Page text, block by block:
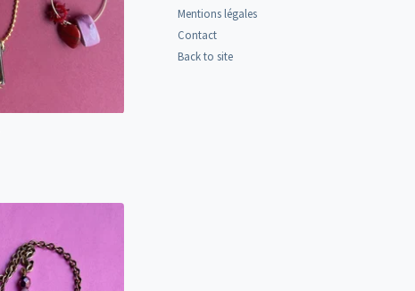
Mentions légales
Contact
Back to site